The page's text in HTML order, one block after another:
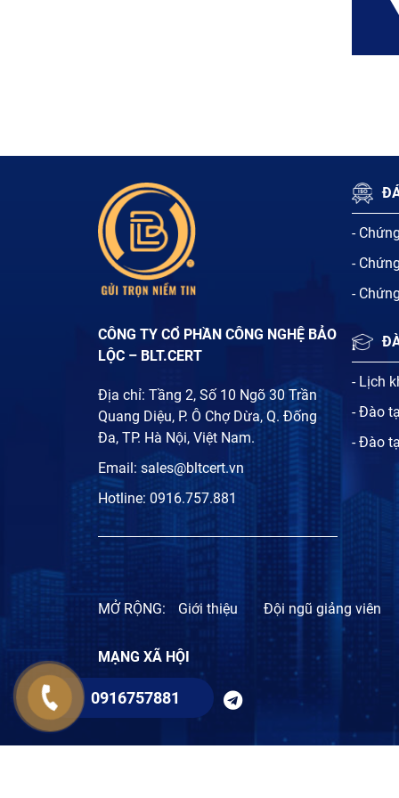
CÔNG TY CỔ PHẦN CÔNG NGHỆ BẢO
LỘC – BLT.CERT
Địa chỉ: Tầng 2, Số 10 Ngõ 30 Trần
Quang Diệu, P. Ô Chợ Dừa, Q. Đống
Đa, TP. Hà Nội, Việt Nam.
Email: sales@bltcert.vn
Hotline: 0916.757.881
-
-
-
- Lịch
- Đào
- Đào
MỞ RỘNG: Giới thiệu Đội ngũ giảng viên
MẠNG XÃ HỘI
0916757881